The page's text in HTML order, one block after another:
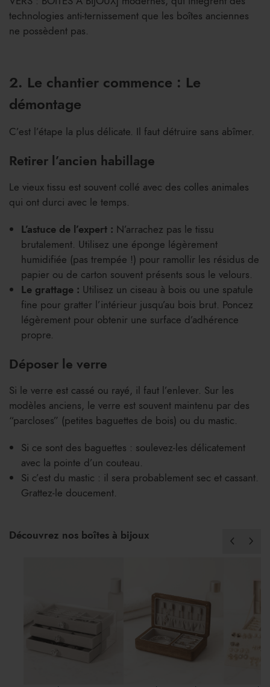
technologies anti-ternissement que les boîtes anciennes
ne possèdent pas.
2. Le chantier commence : Le
démontage
C’est l’étape la plus délicate. Il faut détruire sans abîmer.
Retirer l’ancien habillage
Le vieux tissu est souvent collé avec des colles animales
qui ont durci avec le temps.
L’astuce de l’expert : N’arrachez pas le tissu
brutalement. Utilisez une éponge légèrement
humidifiée (pas trempée !) pour ramollir les résidus de
papier ou de carton souvent présents sous le velours.
Le grattage : Utilisez un ciseau à bois ou une spatule
fine pour gratter l’intérieur jusqu’au bois brut. Poncez
légèrement pour obtenir une surface d’adhérence
propre.
Déposer le verre
Si le verre est cassé ou rayé, il faut l’enlever. Sur les
modèles anciens, le verre est souvent maintenu par des
“parcloses” (petites baguettes de bois) ou du mastic.
Si ce sont des baguettes : soulevez-les délicatement
avec la pointe d’un couteau.
Si c’est du mastic : il sera probablement sec et cassant.
Grattez-le doucement.
Découvrez nos boîtes à bijoux